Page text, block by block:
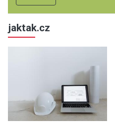
jaktak.cz